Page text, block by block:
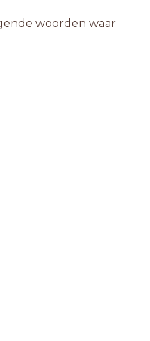
woorden waar